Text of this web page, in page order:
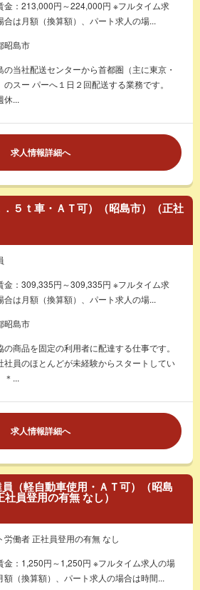
金：213,000円～224,000円 ※フルタイム求
合は月額（換算額）、パート求人の場...
昭島市
当社配送センターから首都圏（主に東京・
のスー パーへ１日２回配送する業務です。
休...
求人情報詳細へ
５ｔ車・ＡＴ可）（昭島市）（正社
金：309,335円～309,335円 ※フルタイム求
合は月額（換算額）、パート求人の場...
昭島市
の商品を固定の利用者に配達する仕事です。
社員のほとんどが未経験からスタートしてい
＊...
求人情報詳細へ
（軽自動車使用・ＡＴ可）（昭島
員登用の有無 なし）
労働者 正社員登用の有無 なし
金：1,250円～1,250円 ※フルタイム求人の場
額（換算額）、パート求人の場合は時間...